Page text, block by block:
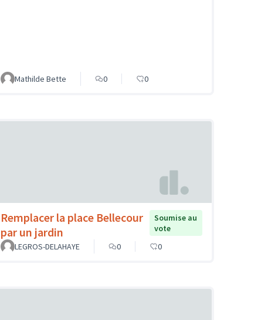
Mathilde Bette 0 0
Remplacer la place Bellecour
par un jardin
Soumise au
vote
LEGROS-DELAHAYE
0 0